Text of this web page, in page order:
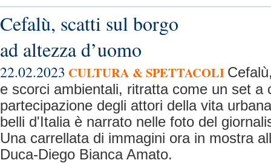
Cefalù, scatti sul borgo
ad altezza d’uomo
22.02.2023 CULTURA & SPETTACOLI
e scorci ambientali, ritratta come un set a
partecipazione degli attori della vita
belli d'Italia è narrato nelle foto del
Una carrellata di immagini ora in mostra
Duca-Diego Bianca Amato.